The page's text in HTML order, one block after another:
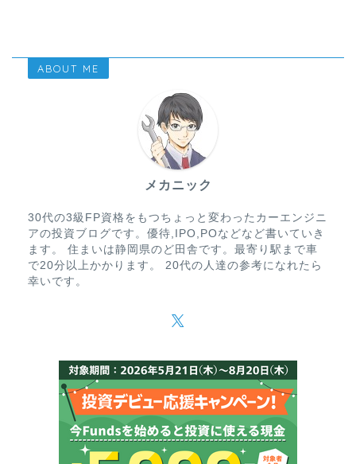
ABOUT ME
メカニック
30代の3級FP資格をもつちょっと変わったカーエンジニ
アの投資ブログです。優待,IPO,POなどなど書いていき
ます。 住まいは静岡県のど田舎です。最寄り駅まで車
で20分以上かかります。 20代の人達の参考になれたら
幸いです。